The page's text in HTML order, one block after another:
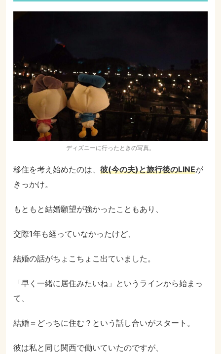
ディズニーに行ったときの写真。
移住を考え始めたのは、 彼(今の夫)と旅行後のLINEが
きっかけ。
もともと結婚願望が強かったこともあり、
交際1年も経っていなかったけど、
結婚の話がちょこちょこ出ていました。
「早く一緒に居住みたいね」というラインから始まっ
て、
結婚＝どっちに住む？という話し合いがスタート。
彼は私と同じ関西で働いていたのですが、